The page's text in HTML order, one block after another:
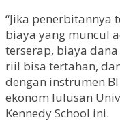
“Jika
biaya yang muncul
terserap, biaya
riil bisa tertahan,
dengan instrumen
ekonom lulusan
Kennedy School ini.